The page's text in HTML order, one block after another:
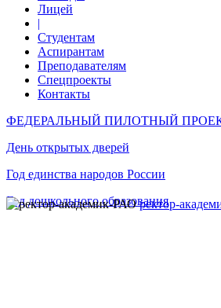
Лицей
|
Студентам
Аспирантам
Преподавателям
Спецпроекты
Контакты
ФЕДЕРАЛЬНЫЙ ПИЛОТНЫЙ
День открытых дверей
Год единства народов России
Год дошкольного образования
ректор-